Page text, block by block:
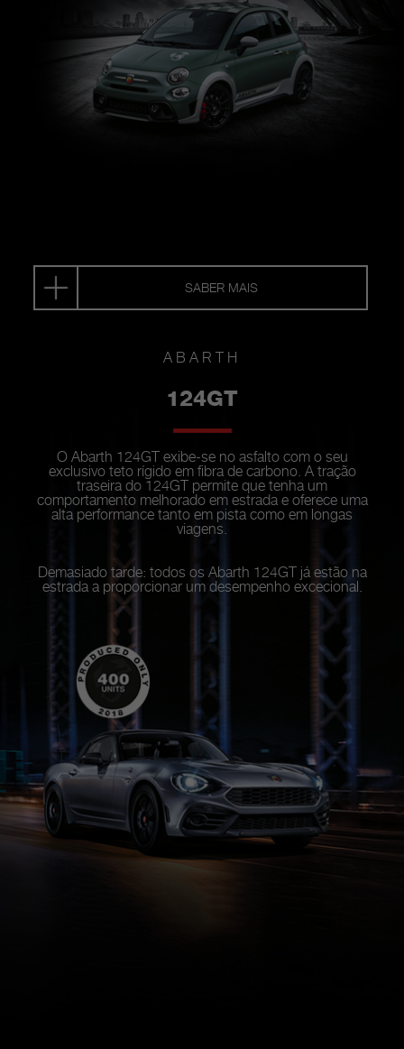
SABER MAIS
ABARTH
124GT
O Abarth 124GT exibe-se no asfalto com o seu
exclusivo teto rígido em fibra de carbono. A tração
traseira do 124GT permite que tenha um
comportamento melhorado em estrada e oferece uma
alta performance tanto em pista como em longas
viagens.
Demasiado tarde: todos os Abarth 124GT já estão na
estrada a proporcionar um desempenho excecional.